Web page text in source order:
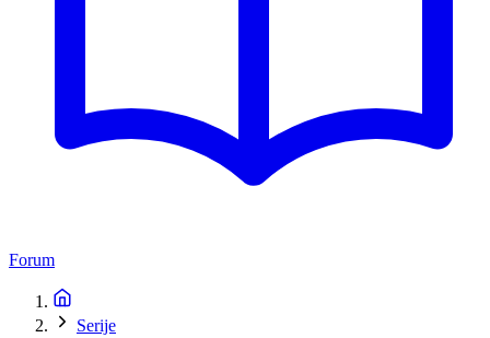
Forum
Serije